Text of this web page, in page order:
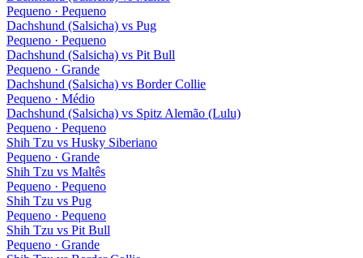
Pequeno · Pequeno
Dachshund (Salsicha) vs Pug
Pequeno · Pequeno
Dachshund (Salsicha) vs Pit Bull
Pequeno · Grande
Dachshund (Salsicha) vs Border Collie
Pequeno · Médio
Dachshund (Salsicha) vs Spitz Alemão (Lulu)
Pequeno · Pequeno
Shih Tzu vs Husky Siberiano
Pequeno · Grande
Shih Tzu vs Maltês
Pequeno · Pequeno
Shih Tzu vs Pug
Pequeno · Pequeno
Shih Tzu vs Pit Bull
Pequeno · Grande